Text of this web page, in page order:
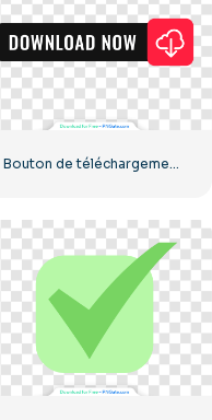
Bouton de téléchargement noir avec icône de signe rouge